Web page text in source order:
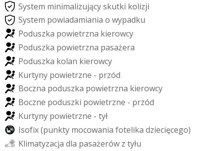
System minimalizującyskutki kolizji
System powiadamiania o wypadku
Poduszka powietrzna kierowcy
Poduszka powietrzna pasażera
Poduszka kolan kierowcy
Kurtyny powietrzne - przód
Boczna poduszka powietrzna kierowcy
Boczne poduszki powietrzne - przód
Kurtyny powietrzne - tył
Isofix(punkty mocowania fotelika dziecięcego)
Klimatyzacja dla pasażerów z tyłu